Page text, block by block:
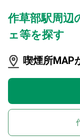
作草部駅周辺
ェ等を探す
喫煙所MAP